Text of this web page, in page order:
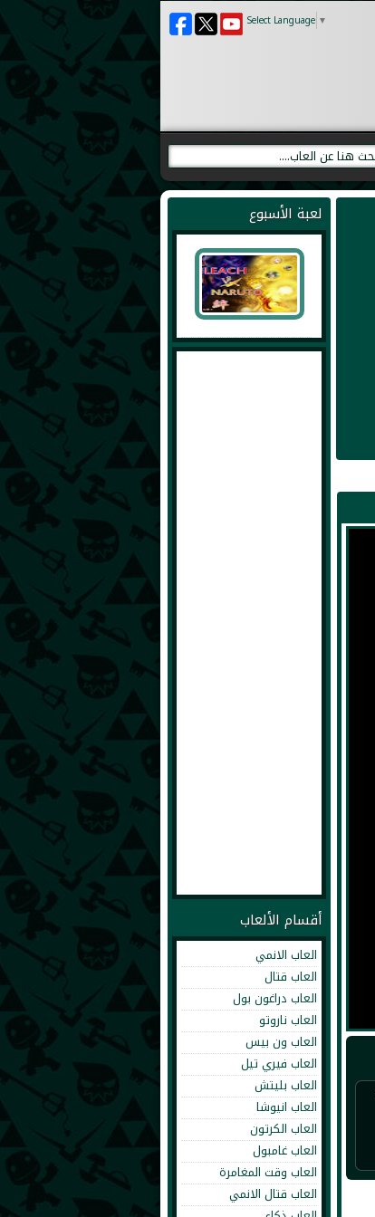
Select Language ▼
لعبة الأسبوع
أقسام الألعاب
العاب الانمي
العاب قتال
العاب دراغون بول
العاب ناروتو
العاب ون بيس
العاب فيري تيل
العاب بليتش
العاب انيوشا
العاب الكرتون
العاب غامبول
العاب وقت المغامرة
العاب قتال الانمي